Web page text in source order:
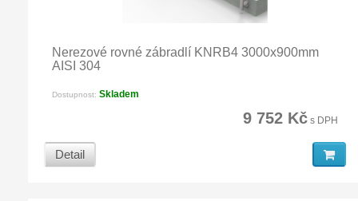
Nerezové rovné zábradlí KNRB4 3000x900mm
AISI 304
Dostupnost: Skladem
9 752 Kč s DPH
Detail